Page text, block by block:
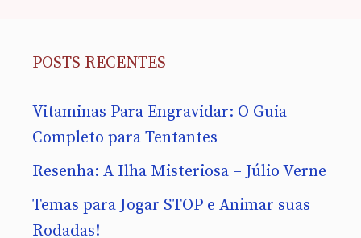
POSTS RECENTES
Vitaminas Para Engravidar: O Guia
Completo para Tentantes
Resenha: A Ilha Misteriosa – Júlio Verne
Temas para Jogar STOP e Animar suas
Rodadas!